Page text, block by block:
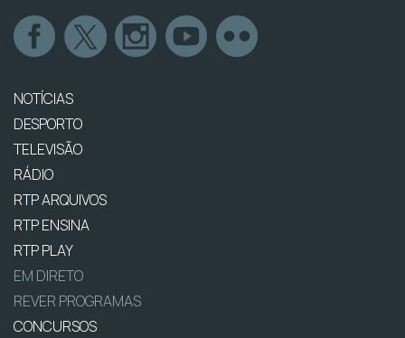
NOTÍCIAS
DESPORTO
TELEVISÃO
RÁDIO
RTP ARQUIVOS
RTP ENSINA
RTP PLAY
EM DIRETO
REVER PROGRAMAS
CONCURSOS